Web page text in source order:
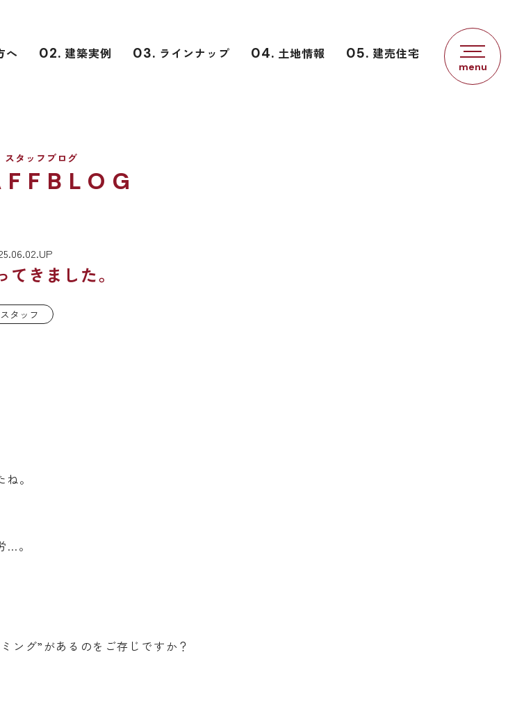
へ 02. 建築実例 03. ラインナップ 04. 土地情報 05. 建売住宅
スタッフブログ
きました。
スタッフ
。
…。
ング”があるのをご存じですか？